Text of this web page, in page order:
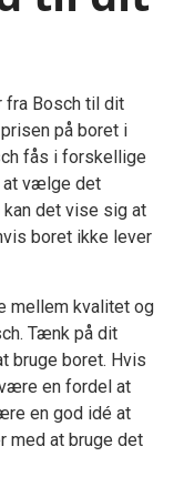
fra Bosch til dit
på boret i
fås i forskellige
at vælge det
det vise sig at
boret ikke lever
mellem kvalitet og
Tænk på dit
bruge boret. Hvis
en fordel at
en god idé at
med at bruge det